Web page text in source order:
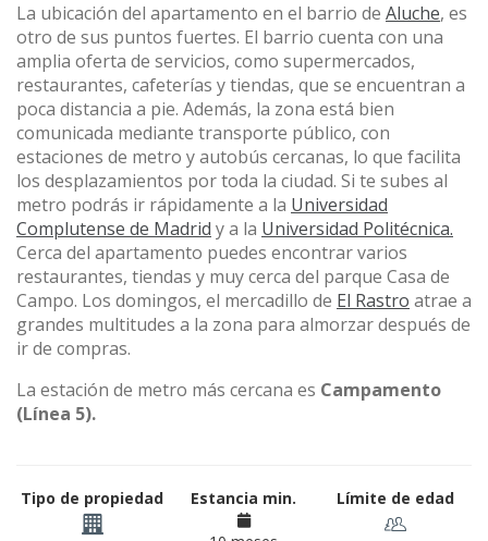
La ubicación del apartamento en el barrio de Aluche, es
otro de sus puntos fuertes. El barrio cuenta con una
amplia oferta de servicios, como supermercados,
restaurantes, cafeterías y tiendas, que se encuentran a
poca distancia a pie. Además, la zona está bien
comunicada mediante transporte público, con
estaciones de metro y autobús cercanas, lo que facilita
los desplazamientos por toda la ciudad. Si te subes al
metro podrás ir rápidamente a la Universidad
Complutense de Madrid y a la Universidad Politécnica.
Cerca del apartamento puedes encontrar varios
restaurantes, tiendas y muy cerca del parque Casa de
Campo. Los domingos, el mercadillo de El Rastro atrae a
grandes multitudes a la zona para almorzar después de
ir de compras.
La estación de metro más cercana es Campamento
(Línea 5).
Tipo de propiedad Estancia min. Límite de edad